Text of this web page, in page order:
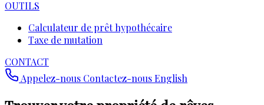
OUTILS
Calculateur de prêt hypothécaire
Taxe de mutation
CONTACT
Appelez-nous Contactez-nousEnglish